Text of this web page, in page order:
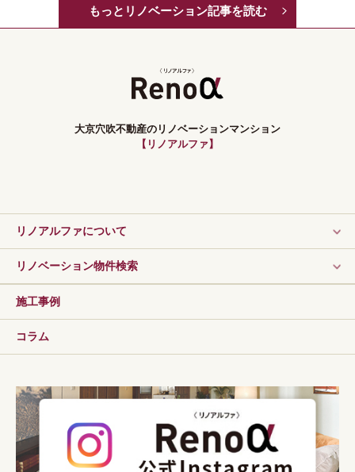
もっとリノベーション記事を読む
大京穴吹不動産のリノベーションマンション
【リノアルファ】
リノアルファについて
リノベーション物件検索
施工事例
コラム